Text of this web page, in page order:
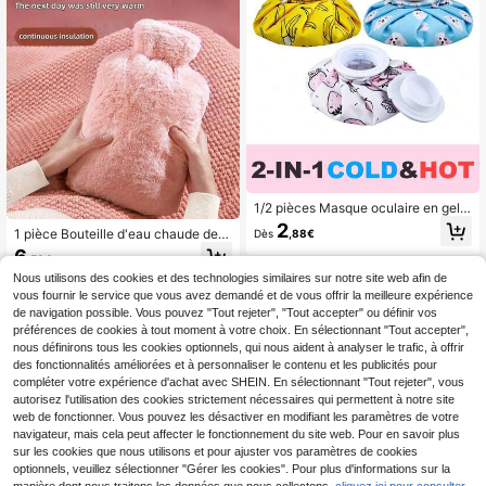
et les crampes menstruelles. Cette
bouteille d'eau chaude convient po
ur soulager les douleurs au cou, au
dos, aux épaules, aux jambes et les
crampes menstruelles, et est égale
ment un cadeau idéal pour Hallowe
en, Noël, la Saint-Valentin et Thank
sgiving. (De légères variations dans
les lignes et les couleurs peuvent s
e produire en raison des différences
de lot. Nous nous excusons pour to
ut inconvénient causé.)
1 pièce Bouteille d'eau chaude de 1
000 ml, remplie d'eau chaude, épai
et le ventre, comprend un rembourr
age en peluche mignon, un élément
minimaliste essentiel pour les dortoi
rs d'étudiants
6,58€
6autres vendeurs
1/2 pièces Masque oculaire en gel à
motif mignon, portable et léger, soul
age la fatigue oculaire, peut être util
isé pour une compresse froide ou c
Dès 2,88€
Nous utilisons des cookies et des technologies similaires sur notre site web afin de
vous fournir le service que vous avez demandé et de vous offrir la meilleure expérience
de navigation possible. Vous pouvez "Tout rejeter", "Tout accepter" ou définir vos
préférences de cookies à tout moment à votre choix. En sélectionnant "Tout accepter",
nous définirons tous les cookies optionnels, qui nous aident à analyser le trafic, à offrir
des fonctionnalités améliorées et à personnaliser le contenu et les publicités pour
compléter votre expérience d'achat avec SHEIN. En sélectionnant "Tout rejeter", vous
autorisez l'utilisation des cookies strictement nécessaires qui permettent à notre site
web de fonctionner. Vous pouvez les désactiver en modifiant les paramètres de votre
navigateur, mais cela peut affecter le fonctionnement du site web. Pour en savoir plus
sur les cookies que nous utilisons et pour ajuster vos paramètres de cookies
optionnels, veuillez sélectionner "Gérer les cookies". Pour plus d'informations sur la